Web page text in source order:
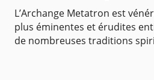
L’Archange Metatron est
plus éminentes et érudites
de nombreuses traditions